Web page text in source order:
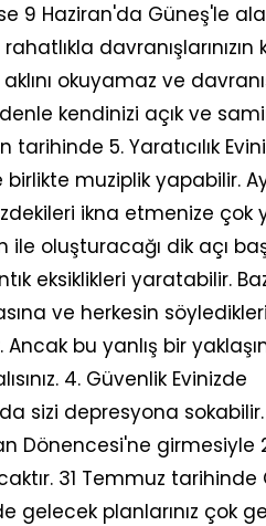
9 Haziran'da Güneş'le
davranışlarınızın
okuyamaz ve
kendinizi açık ve
tarihinde 5. Yaratıcılık
muziplik yapabilir.
ikna etmenize çok
oluşturacağı dik açı
eksiklikleri yaratabilir.
ve herkesin
bu yanlış bir
4. Güvenlik Evinizde
sizi depresyona sokabilir.
Dönencesi'ne girmesiyle
31 Temmuz tarihinde
gelecek planlarınız çok